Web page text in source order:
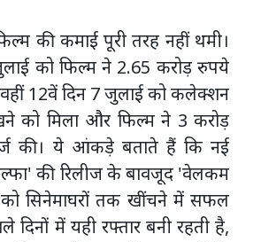
की कमाई पूरी तरह नहीं थमी।
को फिल्म ने 2.65 करोड़ रुपये
वहीं 12वें दिन 7 जुलाई को कलेक्शन
को मिला और फिल्म ने 3 करोड़
की। ये आंकड़े बताते हैं कि नई
की रिलीज के बावजूद 'वेलकम
सिनेमाघरों तक खींचने में सफल
दिनों में यही रफ्तार बनी रहती है,